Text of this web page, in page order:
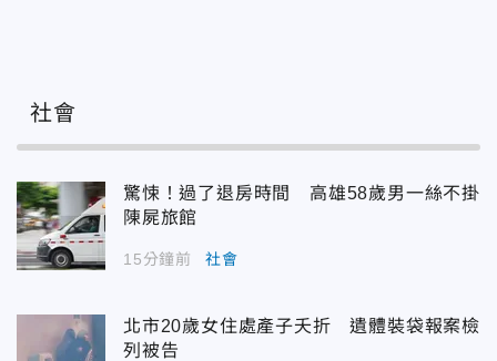
社會
驚悚！過了退房時間 高雄58歲男一絲不掛
陳屍旅館
15分鐘前 社會
北市20歲女住處產子夭折 遺體裝袋報案檢
列被告